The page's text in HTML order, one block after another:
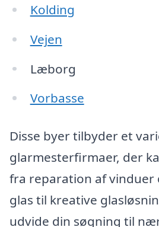
Kolding
Vejen
Læborg
Vorbasse
Disse byer tilbyder et
glarmesterfirmaer, der
fra reparation af vinduer
glas til kreative
udvide din søgning til